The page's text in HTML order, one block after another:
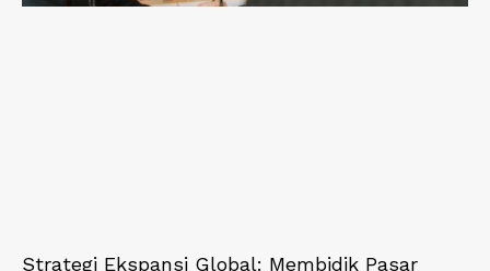
Strategi Ekspansi Global: Membidik Pasar